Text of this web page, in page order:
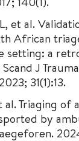
et al.
African
setting: a
J
31(1):13.
al. Triaging of
by